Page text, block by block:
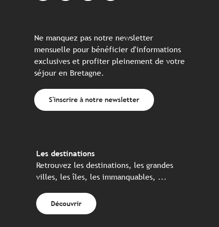
Ne manquez pas notre newsletter
mensuelle pour bénéficier d'informations
exclusives et profiter pleinement de votre
séjour en Bretagne.
S'inscrire à notre newsletter
Les destinations
Retrouvez les destinations, les grandes
villes, les îles, les immanquables, ...
Découvrir